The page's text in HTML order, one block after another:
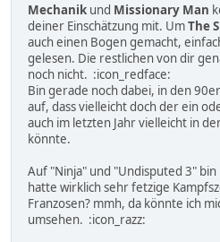
Mechanik und Missionary Man
deiner Einschätzung mit. UmThe
auch einen Bogen gemacht,
gelesen. Die restlichen von dir
noch nicht. :icon_redface:
Bin gerade noch dabei, in den
auf, dass vielleicht doch der ein
auch im letzten Jahr vielleicht in
könnte.
Auf "Ninja" und "Undisputed 3" bin
hatte wirklich sehr fetzige
Franzosen? mmh, da könnte ich
umsehen. :icon_razz: